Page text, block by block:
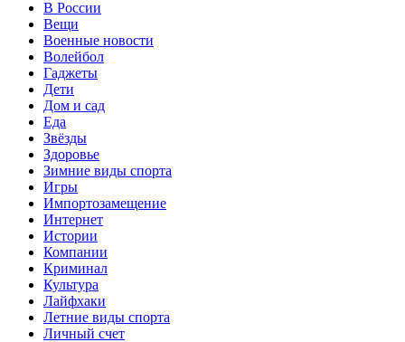
В России
Вещи
Военные новости
Волейбол
Гаджеты
Дети
Дом и сад
Еда
Звёзды
Здоровье
Зимние виды спорта
Игры
Импортозамещение
Интернет
Истории
Компании
Криминал
Культура
Лайфхаки
Летние виды спорта
Личный счет